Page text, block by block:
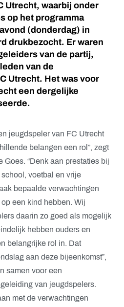
Utrecht, waarbij onder
op het programma
(donderdag) in
drukbezocht. Er waren
van de partij,
van de
Utrecht. Het was voor
een dergelijke
jeugdspeler van FC Utrecht
belangen een rol”, zegt
Goes. “Denk aan prestaties bij
voetbal en vrije
bepaalde verwachtingen
een kind hebben. Wij
daarin zo goed als mogelijk
hebben ouders en
belangrijke rol in. Dat
aan deze bijeenkomst”,
samen voor een
van jeugdspelers.
met de verwachtingen